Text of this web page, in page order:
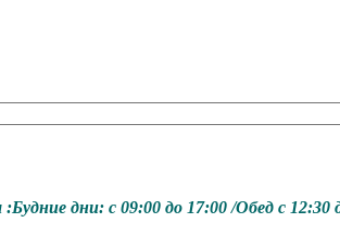
:Будние дни: с 09:00 до 17:00 /Обед с 12:30